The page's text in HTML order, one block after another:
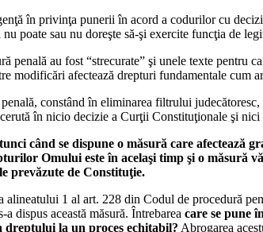
în privinţa punerii în acord a codurilor cu
poate sau nu doreşte să-şi exercite funcţia de
penală au fost “strecurate” şi unele texte
modificări afectează drepturi fundamentale cum
constând în eliminarea filtrului
în nicio decizie a Curţii Constituţionale şi
când se dispune o măsură care
Omului este în acelaşi timp şi o măsură
prevăzute de Constituţie.
1 al art. 228 din Codul de procedură
dispus această măsură. Întrebarea care se pune
dreptului la un proces echitabil? Abrogarea